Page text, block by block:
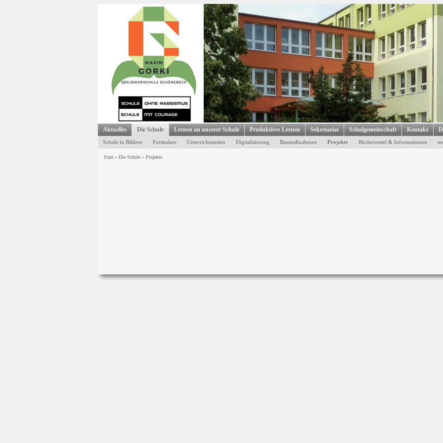
Aktuelles Die Schule Lernen an unserer Schule Produktives Lernen Sekretariat Schulgemeinschaft Kontakt
Schule in Bildern Formulare Unterrichtszeiten Digitalisierung Baumaßnahmen Projekte Bücherzettel & Informationen
Start» Die Schule» Projekte